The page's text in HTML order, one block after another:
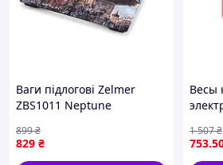
Ваги підлогові Zelmer
ZBS1011 Neptune
829 ₴
899₴
Весы
753
1 507₴